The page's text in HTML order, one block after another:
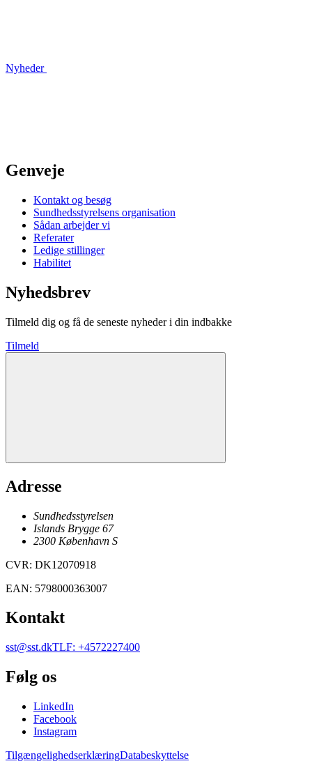
Nyheder
Genveje
Kontakt og besøg
Sundhedsstyrelsens organisation
Sådan arbejder vi
Referater
Ledige stillinger
Habilitet
Nyhedsbrev
Tilmeld dig og få de seneste nyheder i din indbakke
Tilmeld
Adresse
Sundhedsstyrelsen
Islands Brygge 67
2300 København S
CVR: DK12070918
EAN: 5798000363007
Kontakt
sst@sst.dkTLF: +4572227400
Følg os
LinkedIn
Facebook
Instagram
TilgængelighedserklæringDatabeskyttelse